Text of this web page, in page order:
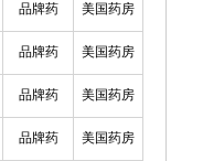
品牌药 美国药房
品牌药 美国药房
品牌药 美国药房
品牌药 美国药房